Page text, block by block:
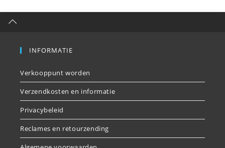
INFORMATIE
Verkooppunt worden
Verzendkosten en informatie
Privacybeleid
Reclames en retourzending